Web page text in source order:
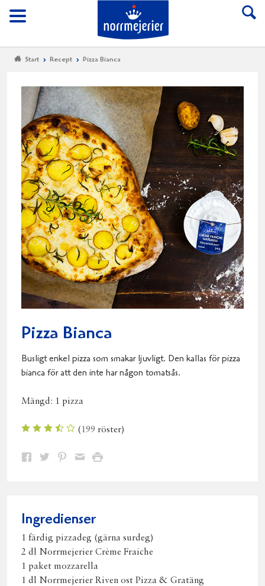
Meny
Till Norrmejerier
Start Recept Pizza Bianca
Pizza Bianca
Busligt enkel pizza som smakar ljuvligt. Den kallas för pizza
bianca för att den inte har någon tomatsås.
Mängd: 1 pizza
(199 röster)
Dela Dela Dela DelaSkriv
Ingredienser
1 färdig pizzadeg (gärna surdeg)
2 dl Norrmejerier Crème Fraiche
1 paket mozzarella
1 dl Norrmejerier Riven ost Pizza & Gratäng